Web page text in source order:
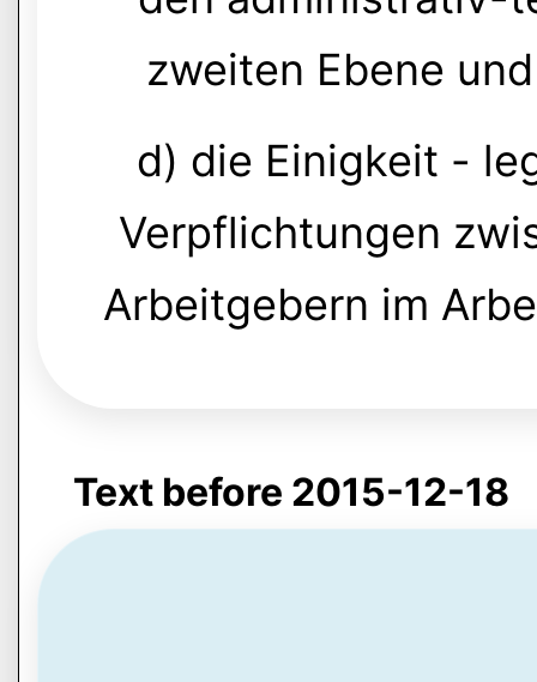
zweiten Ebene
d) die Einigkeit -
Verpflichtungen
Arbeitgebern im
Text before 2015-12-18